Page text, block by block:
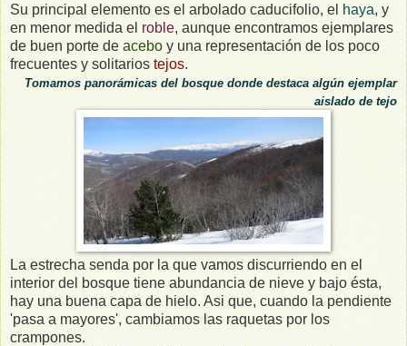
Su principal elemento es el arbolado caducifolio, el haya, y
en menor medida el roble, aunque encontramos ejemplares
de buen porte de acebo y una representación de los poco
frecuentes y solitarios tejos.
Tomamos panorámicas del bosque donde destaca algún ejemplar
aislado de tejo
La estrecha senda por la que vamos discurriendo en el
interior del bosque tiene abundancia de nieve y bajo ésta,
hay una buena capa de hielo. Asi que, cuando la pendiente
'pasa a mayores', cambiamos las raquetas por los
crampones.